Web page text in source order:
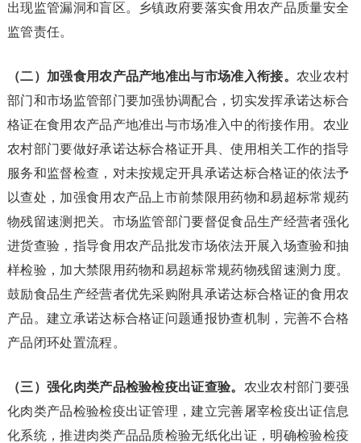
出现监管漏洞和盲区。乡镇政府要落实食用农产品质量安全
监管责任。
（二）加强食用农产品产地准出与市场准入衔接。 农业农村
部门和市场监管部门要加强协调配合，切实发挥承诺达标合
格证在食用农产品产地准出与市场准入中的衔接作用。农业
农村部门要做好承诺达标合格证开具、使用相关工作的指导
服务和监督检查，对未按规定开具承诺达标合格证的依法予
以查处，加强食用农产品上市前禁限用药物和易超标常规药
物残留速测把关。市场监管部门要督促食品生产经营者强化
进货查验，指导食用农产品批发市场依法开展入场查验和抽
样检验，加大禁限用药物和易超标常规药物残留速测力度。
鼓励食品生产经营者优先采购附具承诺达标合格证的食用农
产品。建立承诺达标合格证问题通报协查机制，完善不合格
产品闭环处置流程。
（三）强化肉类产品检验检疫出证查验。 农业农村部门要强
化肉类产品检验检疫出证管理，建立完善屠宰检疫出证信息
化系统，推进肉类产品品质检验无纸化出证，明确检验检疫